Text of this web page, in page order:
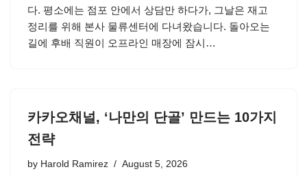
다. 평소에는 점포 안에서 상담만 하다가, 그날은 재고
정리를 위해 본사 물류센터에 다녀왔습니다. 돌아오는
길에 후배 직원이 오프라인 매장에 잠시…
카카오채널, ‘나만의 단골’ 만드는 10가지
전략
by Harold Ramirez August 5, 2026